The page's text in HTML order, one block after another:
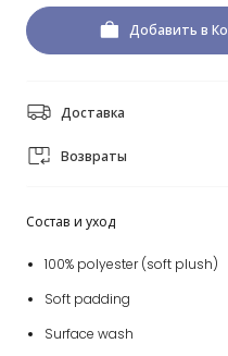
Добавить в
Доставка
Возвраты
Состав и уход
100% polyester (soft plush)
Soft padding
Surface wash